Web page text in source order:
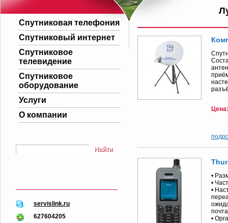
Спутниковая телефония
Спутниковый интернет
Спутниковое
телевидение
Спутниковое
оборудование
Услуги
О компании
Найти
servislink.ru
627604205
•
•
•
почта
•